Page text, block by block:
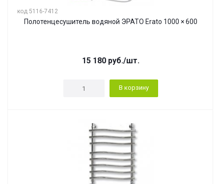
код 5116-7412
Полотенцесушитель водяной ЭРАТО Erato 1000 × 600
15 180руб./шт.
В корзину